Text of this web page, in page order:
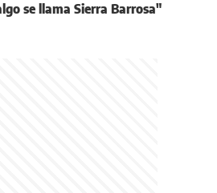
se llama Sierra Barrosa"